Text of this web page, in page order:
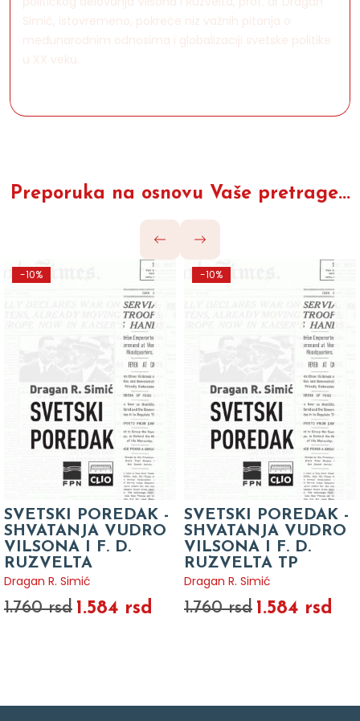
Simić, istovremeno, pokreće niz važnih pitanja o
međunarodnim odnosima i globalizaciji svetske politike
u XX veku.
Preporuka na osnovu Vaše pretrage...
-10%
SVETSKI POREDAK -
SHVATANJA VUDRO
VILSONA I F. D.
RUZVELTA
Dragan R. Simić
1.760 rsd 1.584 rsd
-10%
SVETSKI POREDAK -
SHVATANJA VUDRO
VILSONA I F. D.
RUZVELTA TP
Dragan R. Simić
1.760 rsd 1.584 rsd